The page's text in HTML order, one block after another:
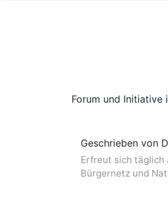
Forum und Initiative
Geschrieben von
Erfreut sich täglich
Bürgernetz und